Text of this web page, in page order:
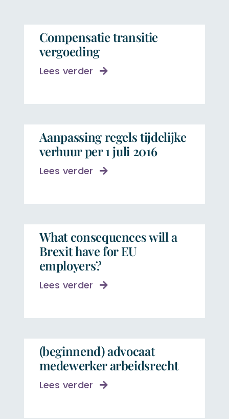
Compensatie transitie
vergoeding
Lees verder
Aanpassing regels tijdelijke
verhuur per 1 juli 2016
Lees verder
What consequences will a
Brexit have for EU
employers?
Lees verder
(beginnend) advocaat
medewerker arbeidsrecht
Lees verder